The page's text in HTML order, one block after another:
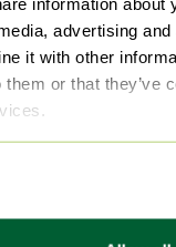
advertising
it with other
them or that they’ve
Pas de défauts
Quantité
1
Hauteur
19
Largeur
13